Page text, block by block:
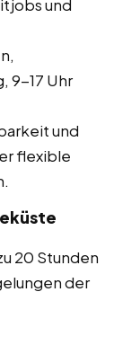
und
9-17 Uhr
und
flexible
20 Stunden
der